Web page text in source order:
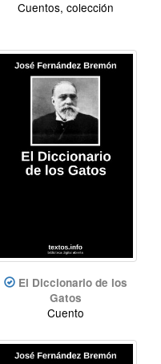
Cuentos, colección
El Diccionario de los
Gatos
Cuento